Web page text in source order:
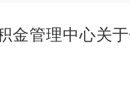
金管理中心关